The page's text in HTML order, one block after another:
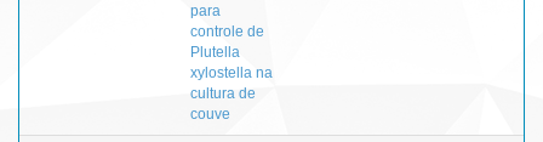
para
controle de
Plutella
xylostella na
cultura de
couve